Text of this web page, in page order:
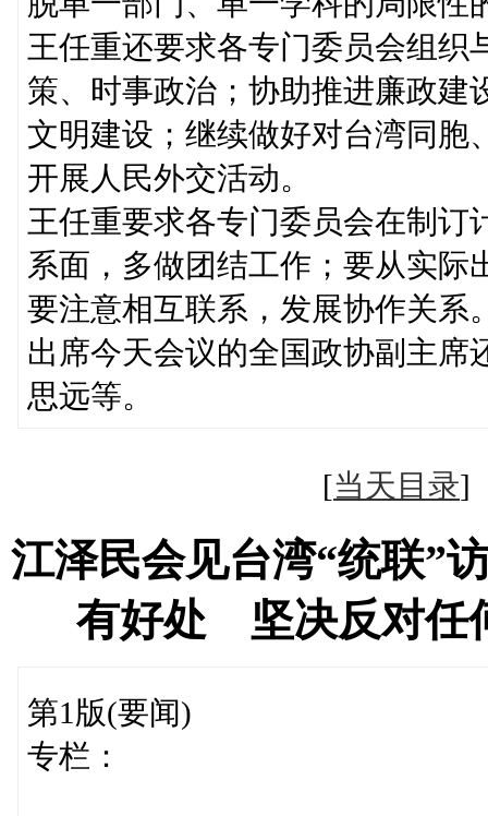
王任重还要求各专门委员会组织
策、时事政治；协助推进廉政建
文明建设；继续做好对台湾同胞
开展人民外交活动。
王任重要求各专门委员会在制订
系面，多做团结工作；要从实际
要注意相互联系，发展协作关系
出席今天会议的全国政协副主席
思远等。
[当天目录
江泽民会见台湾“统联”
有好处 坚决反对任
第1版(要闻)
专栏：